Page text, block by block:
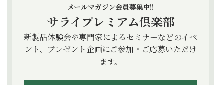
メールマガジン会員募集中!!
サライプレミアム倶楽部
新製品体験会や専門家によるセミナーなどのイベ
ント、プレゼント企画にご参加・ご応募いただけ
ます。